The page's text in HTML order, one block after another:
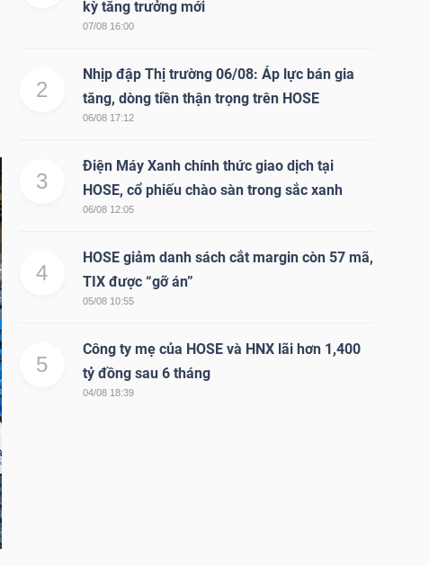
kỳ tăng trưởng mới
07/08 16:00
2
Nhịp đập Thị trường 06/08: Áp lực bán gia
tăng, dòng tiền thận trọng trên HOSE
06/08 17:12
3
Điện Máy Xanh chính thức giao dịch tại
HOSE, cổ phiếu chào sàn trong sắc xanh
06/08 12:05
4
HOSE giảm danh sách cắt margin còn 57 mã,
TIX được “gỡ án”
05/08 10:55
5
Công ty mẹ của HOSE và HNX lãi hơn 1,400
tỷ đồng sau 6 tháng
04/08 18:39